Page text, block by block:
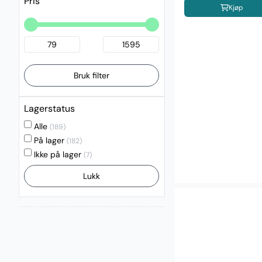
Bruk filter
Lagerstatus
Alle (189)
På lager (182)
Ikke på lager (7)
Lukk
Kjøp